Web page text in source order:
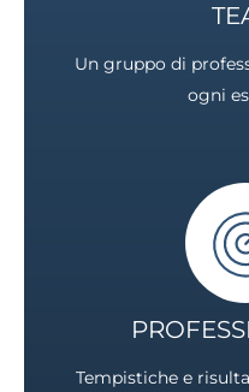
Un gruppo di
ogni
Tempistiche e